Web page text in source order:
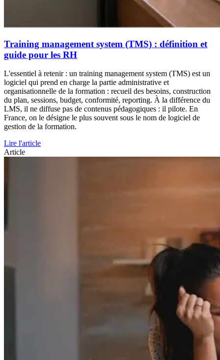
Training management system (TMS) : définition et
guide pour les RH
L'essentiel à retenir : un training management system (TMS) est un
logiciel qui prend en charge la partie administrative et
organisationnelle de la formation : recueil des besoins, construction
du plan, sessions, budget, conformité, reporting. À la différence du
LMS, il ne diffuse pas de contenus pédagogiques : il pilote. En
France, on le désigne le plus souvent sous le nom de logiciel de
gestion de la formation.
Lire l'article
Article